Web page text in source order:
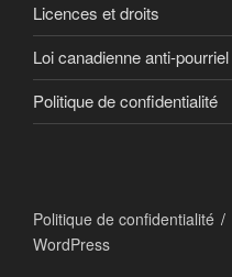
Licences et droits
Loi canadienne anti-pourriel
Politique de confidentialité
Politique de confidentialité
WordPress